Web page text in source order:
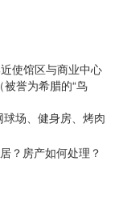
使馆区与商业中心
誉为希腊的“鸟
场、健身房、烤肉